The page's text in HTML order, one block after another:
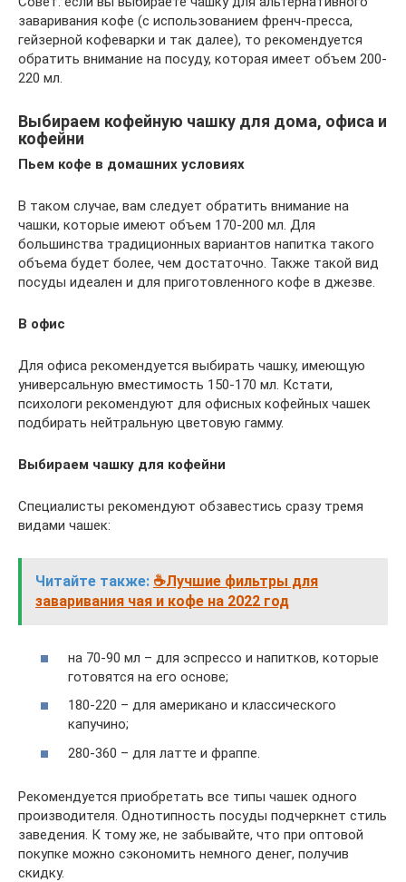
заваривания кофе (с использованием френч-пресса,
гейзерной кофеварки и так далее), то рекомендуется
обратить внимание на посуду, которая имеет объем 200-
220 мл.
Выбираем кофейную чашку для дома, офиса и
кофейни
Пьем кофе в домашних условиях
В таком случае, вам следует обратить внимание на
чашки, которые имеют объем 170-200 мл. Для
большинства традиционных вариантов напитка такого
объема будет более, чем достаточно. Также такой вид
посуды идеален и для приготовленного кофе в джезве.
В офис
Для офиса рекомендуется выбирать чашку, имеющую
универсальную вместимость 150-170 мл. Кстати,
психологи рекомендуют для офисных кофейных чашек
подбирать нейтральную цветовую гамму.
Выбираем чашку для кофейни
Специалисты рекомендуют обзавестись сразу тремя
видами чашек:
Читайте также: ☕Лучшие фильтры для
заваривания чая и кофе на 2022 год
на 70-90 мл – для эспрессо и напитков, которые
готовятся на его основе;
180-220 – для американо и классического
капучино;
280-360 – для латте и фраппе.
Рекомендуется приобретать все типы чашек одного
производителя. Однотипность посуды подчеркнет стиль
заведения. К тому же, не забывайте, что при оптовой
покупке можно сэкономить немного денег, получив
скидку.